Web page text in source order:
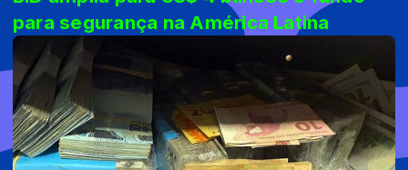
para segurança na América Latina